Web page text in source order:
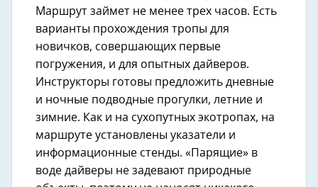
Маршрут займет не менее трех часов. Есть
варианты прохождения тропы для
новичков, совершающих первые
погружения, и для опытных дайверов.
Инструкторы готовы предложить дневные
и ночные подводные прогулки, летние и
зимние. Как и на сухопутных экотропах, на
маршруте установлены указатели и
информационные стенды. «Парящие» в
воде дайверы не задевают природные